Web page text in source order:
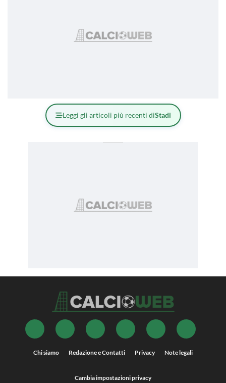
Leggi gli articoli più recenti diStadi
Chi siamo Redazione e Contatti Privacy Note legali
Cambia impostazioni privacy